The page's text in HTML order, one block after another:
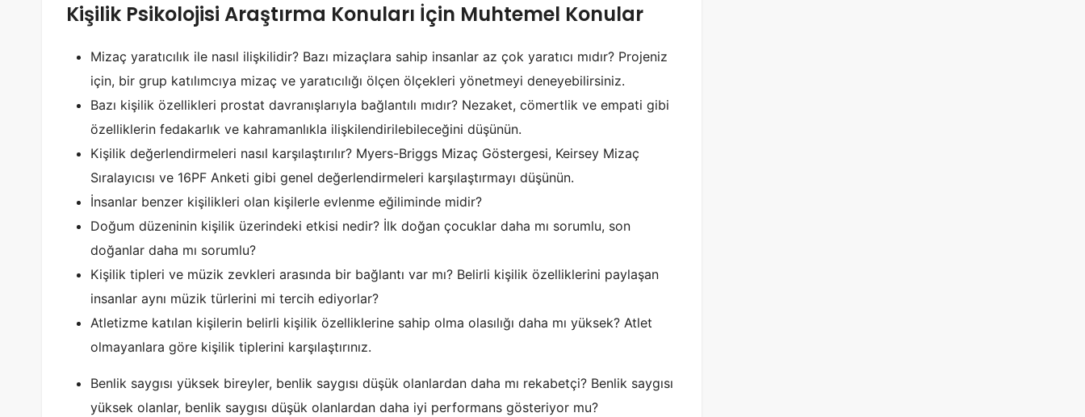
Kişilik Psikolojisi Araştırma Konuları İçin Muhtemel Konular
Mizaç yaratıcılık ile nasıl ilişkilidir? Bazı mizaçlara sahip insanlar az çok yaratıcı mıdır? Projeniz
için, bir grup katılımcıya mizaç ve yaratıcılığı ölçen ölçekleri yönetmeyi deneyebilirsiniz.
Bazı kişilik özellikleri prostat davranışlarıyla bağlantılı mıdır? Nezaket, cömertlik ve empati gibi
özelliklerin fedakarlık ve kahramanlıkla ilişkilendirilebileceğini düşünün.
Kişilik değerlendirmeleri nasıl karşılaştırılır? Myers-Briggs Mizaç Göstergesi, Keirsey Mizaç
Sıralayıcısı ve 16PF Anketi gibi genel değerlendirmeleri karşılaştırmayı düşünün.
İnsanlar benzer kişilikleri olan kişilerle evlenme eğiliminde midir?
Doğum düzeninin kişilik üzerindeki etkisi nedir? İlk doğan çocuklar daha mı sorumlu, son
doğanlar daha mı sorumlu?
Kişilik tipleri ve müzik zevkleri arasında bir bağlantı var mı? Belirli kişilik özelliklerini paylaşan
insanlar aynı müzik türlerini mi tercih ediyorlar?
Atletizme katılan kişilerin belirli kişilik özelliklerine sahip olma olasılığı daha mı yüksek? Atlet
olmayanlara göre kişilik tiplerini karşılaştırınız.
Benlik saygısı yüksek bireyler, benlik saygısı düşük olanlardan daha mı rekabetçi? Benlik saygısı
yüksek olanlar, benlik saygısı düşük olanlardan daha iyi performans gösteriyor mu?